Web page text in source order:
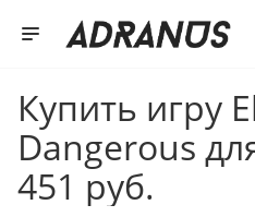
Купить игру
Dangerous
451 руб.